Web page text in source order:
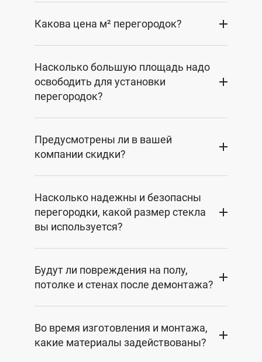
Какова цена м² перегородок?
Насколько большую площадь надо
освободить для установки
перегородок?
Предусмотрены ли в вашей
компании скидки?
Насколько надежны и безопасны
перегородки, какой размер стекла
вы используется?
Будут ли повреждения на полу,
потолке и стенах после демонтажа?
Во время изготовления и монтажа,
какие материалы задействованы?